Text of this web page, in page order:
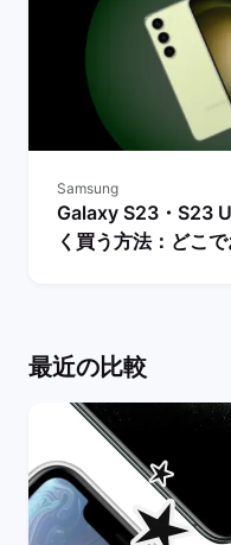
Samsung
Galaxy S23・S23
く買う方法：どこ
最近の比較